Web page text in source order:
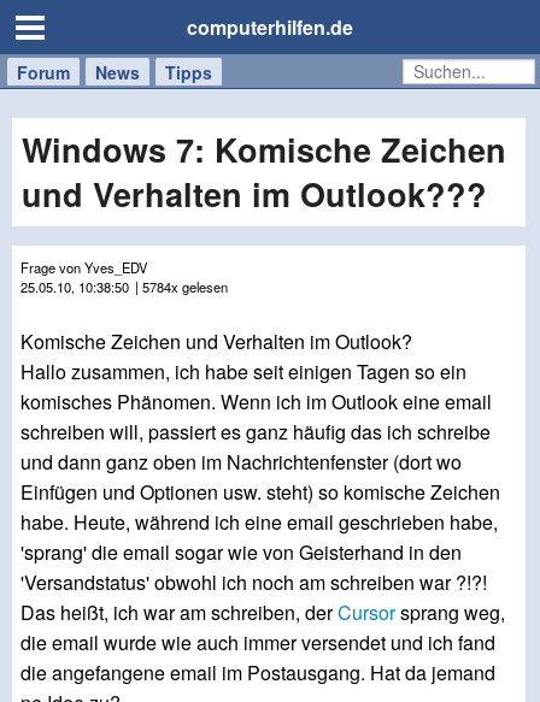
computerhilfen.de
Forum News Tipps
Handy
Tablet
Windows
Mac
Windows 7: Komische Zeichen
und Verhalten im Outlook???
Frage von Yves_EDV
25.05.10, 10:38:50 | 5784x gelesen
Komische Zeichen und Verhalten im Outlook?
Hallo zusammen, ich habe seit einigen Tagen so ein
komisches Phänomen. Wenn ich im Outlook eine email
schreiben will, passiert es ganz häufig das ich schreibe
und dann ganz oben im Nachrichtenfenster (dort wo
Einfügen und Optionen usw. steht) so komische Zeichen
habe. Heute, während ich eine email geschrieben habe,
'sprang' die email sogar wie von Geisterhand in den
'Versandstatus' obwohl ich noch am schreiben war ?!?!
Das heißt, ich war am schreiben, derCursorsprang weg,
die email wurde wie auch immer versendet und ich fand
die angefangene email im Postausgang. Hat da jemand